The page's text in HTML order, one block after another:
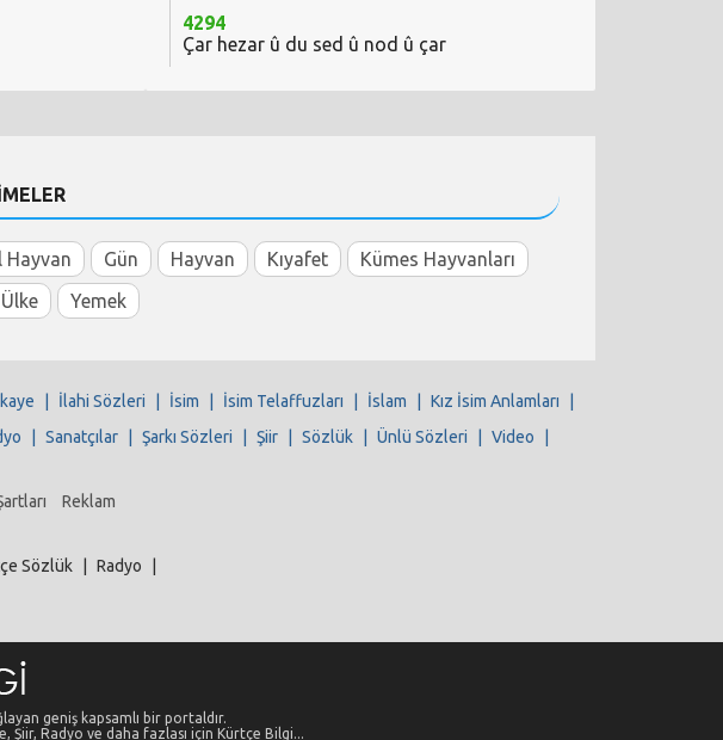
4294
Çar hezar û du sed û nod û çar
Hayvan Gün Hayvan Kıyafet
Kümes Hayvanları
Ülke Yemek
İlahi Sözleri İsim İsim Telaffuzları İslam Kız İsim Anlamları
Sanatçılar Şarkı Sözleri Şiir Sözlük Ünlü Sözleri Video
Reklam
Sözlük Radyo
geniş kapsamlı bir portaldır.
Şiir, Radyo ve daha fazlası için Kürtçe Bilgi...